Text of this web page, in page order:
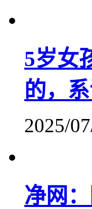
5岁女
的，
2025/
净网